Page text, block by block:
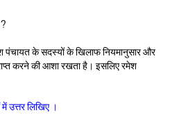
के सदस्यों के खिलाफ नियमानुसार और
करने की आशा रखता है। इसलिए रमेश
उत्तर लिखिए ।